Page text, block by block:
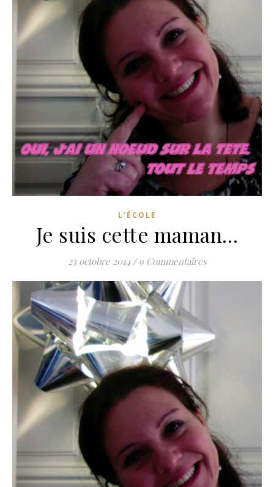
L'ÉCOLE
Je suis cette maman…
23 octobre 2014 / 9 Commentaires